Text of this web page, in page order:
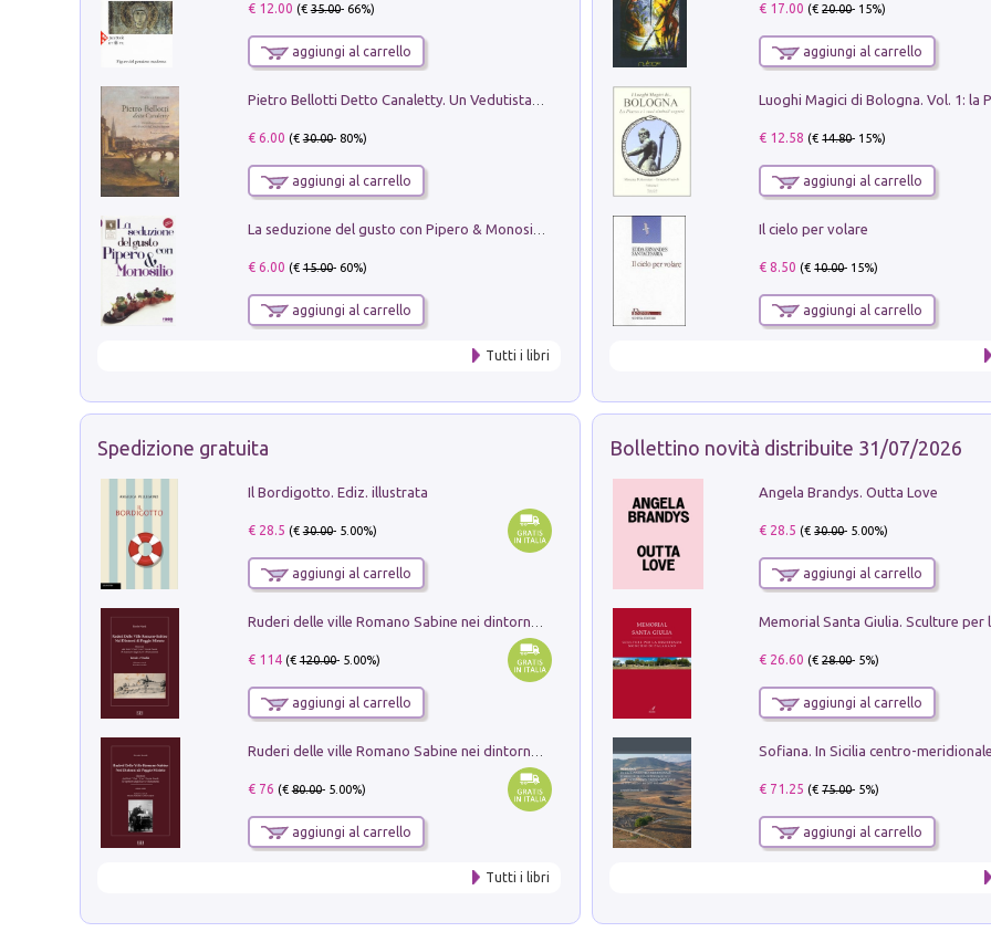
€ 12.00 (€35.00- 66%)
aggiungi al carrello
€ 6.00 (€30.00- 80%)
aggiungi al carrello
€ 6.00 (€15.00- 60%)
aggiungi al carrello
Tutti i libri
€ 17.00 (€20.00- 15%)
aggiungi al carrello
€ 12.58 (€14.80- 15%)
aggiungi al carrello
Il cielo per volare
€ 8.50 (€10.00- 15%)
aggiungi al carrello
Spedizione gratuita
Il Bordigotto. Ediz. illustrata
€ 28.5 (€30.00- 5.00%)
aggiungi al carrello
€ 114(€120.00- 5.00%)
aggiungi al carrello
€ 76 (€80.00- 5.00%)
aggiungi al carrello
Tutti i libri
Bollettino novità distribuite 31/07/2026
Angela Brandys. Outta Love
€ 28.5 (€30.00- 5.00%)
aggiungi al carrello
€ 26.60 (€28.00- 5%)
aggiungi al carrello
€ 71.25 (€75.00- 5%)
aggiungi al carrello